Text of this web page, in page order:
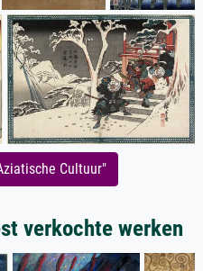
Cultuur"
verkochte werken